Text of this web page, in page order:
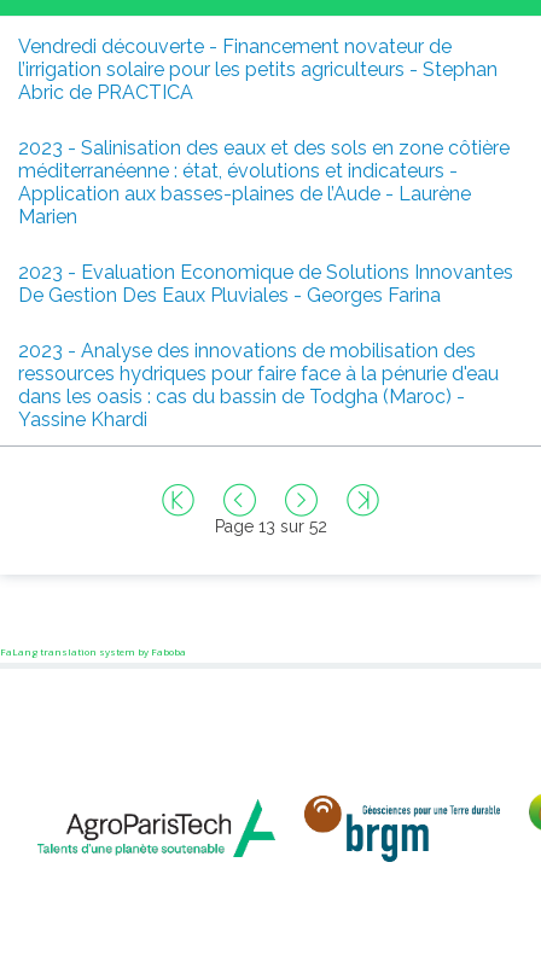
Vendredi découverte - Financement novateur de
l’irrigation solaire pour les petits agriculteurs - Stephan
Abric de PRACTICA
2023 - Salinisation des eaux et des sols en zone côtière
méditerranéenne : état, évolutions et indicateurs -
Application aux basses-plaines de l’Aude - Laurène
Marien
2023 - Evaluation Economique de Solutions Innovantes
De Gestion Des Eaux Pluviales - Georges Farina
2023 - Analyse des innovations de mobilisation des
ressources hydriques pour faire face à la pénurie d'eau
dans les oasis : cas du bassin de Todgha (Maroc) -
Yassine Khardi
Page 13 sur 52
FaLang translation system by Faboba